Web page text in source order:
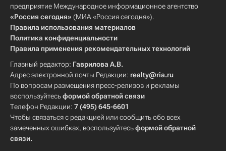
предприятие Международное информационное агентство
«Россия сегодня» (МИА «Россия сегодня»).
Правила использования материалов
Политика конфиденциальности
Правила применения рекомендательных технологий
Главный редактор: Гаврилова А.В.
Адрес электронной почты Редакции: realty@ria.ru
По вопросам размещения пресс-релизов и рекламы
воспользуйтесьформой обратной связи
Телефон Редакции: 7 (495) 645-6601
Чтобы связаться с редакцией или сообщить обо всех
замеченных ошибках, воспользуйтесьформой обратной
связи.